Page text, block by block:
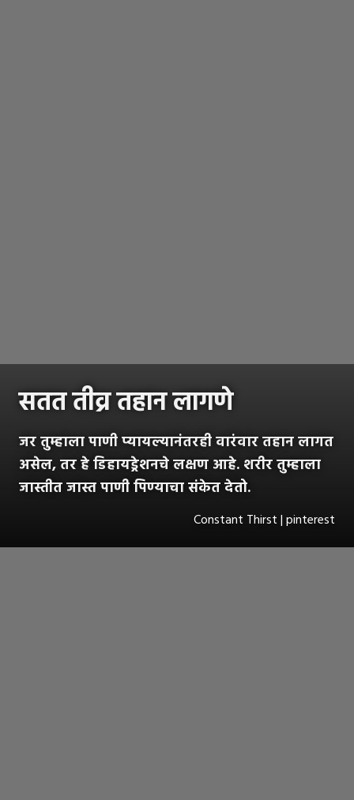
सतत तीव्र तहान लागणे
जर तुम्हाला पाणी प्यायल्यानंतरही वारंवार तहान लागत
असेल, तर हे डिहायड्रेशनचे लक्षण आहे. शरीर तुम्हाला
जास्तीत जास्त पाणी पिण्याचा संकेत देतो.
Constant Thirst | pinterest